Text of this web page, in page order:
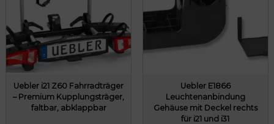
Uebler i21 Z60 Fahrradträger
– Premium Kupplungsträger,
faltbar, abklappbar
Uebler E1866
Leuchtenanbindung
Gehäuse mit Deckel rechts
für i21 und i31